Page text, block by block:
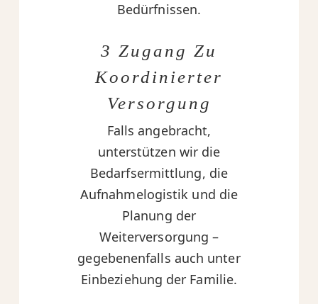
Bedürfnissen.
3 Zugang Zu
Koordinierter
Versorgung
Falls angebracht,
unterstützen wir die
Bedarfsermittlung, die
Aufnahmelogistik und die
Planung der
Weiterversorgung –
gegebenenfalls auch unter
Einbeziehung der Familie.